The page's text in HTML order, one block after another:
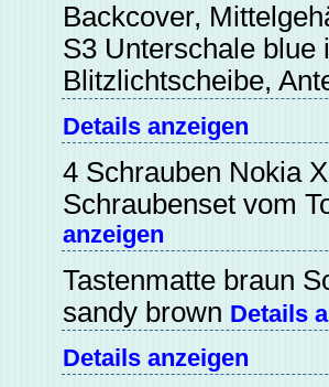
Backcover,
S3 Unterschale blue
Blitzlichtscheibe,
Details anzeigen
4 Schrauben Nokia
Schraubenset vom
anzeigen
Tastenmatte braun
sandy brown Details
Details anzeigen